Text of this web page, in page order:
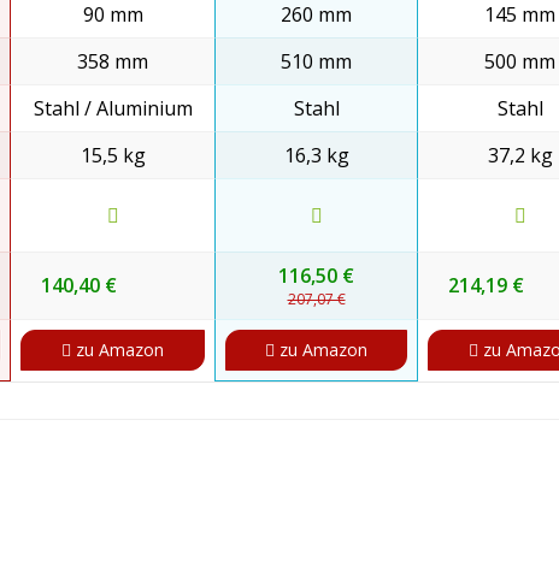
90 mm 260 mm
145 mm
358 mm 510 mm
500 mm
Stahl / Aluminium Stahl
Stahl
15,5 kg 16,3 kg
37,2 kg
140,40 € 116,50 €
207,07 €
214,19 €
zu Amazon zu Amazon zu